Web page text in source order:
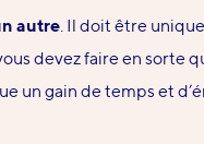
autre . Il doit être
devez faire en sorte
un gain de temps et